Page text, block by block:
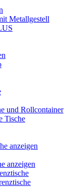
Metallgestell
und Rollcontainer
Tische
anzeigen
anzeigen